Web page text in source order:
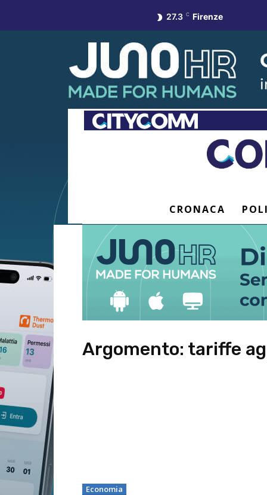
27.3 C Firenze
CRONACA
Argomento: tariffe
Economia